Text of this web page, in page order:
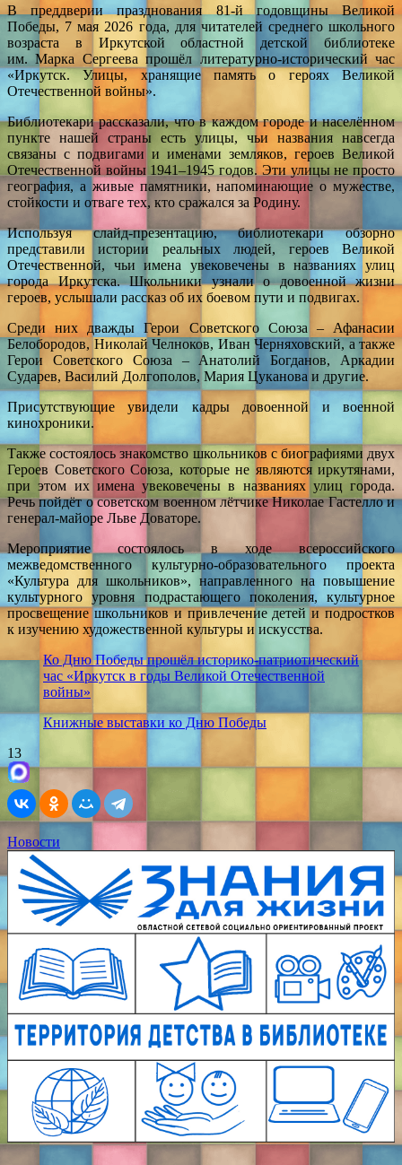
В преддверии празднования 81-й годовщины Великой
Победы, 7 мая 2026 года, для читателей среднего школьного
возраста в Иркутской областной детской библиотеке
им. Марка Сергеева прошёл литературно-исторический час
«Иркутск. Улицы, хранящие память о героях Великой
Отечественной войны».
Библиотекари рассказали, что в каждом городе и населённом
пункте нашей страны есть улицы, чьи названия навсегда
связаны с подвигами и именами земляков, героев Великой
Отечественной войны 1941–1945 годов. Эти улицы не просто
география, а живые памятники, напоминающие о мужестве,
стойкости и отваге тех, кто сражался за Родину.
Используя слайд-презентацию, библиотекари обзорно
представили истории реальных людей, героев Великой
Отечественной, чьи имена увековечены в названиях улиц
города Иркутска. Школьники узнали о довоенной жизни
героев, услышали рассказ об их боевом пути и подвигах.
Среди них дважды Герои Советского Союза – Афанасии
Белобородов, Николай Челноков, Иван Черняховский, а также
Герои Советского Союза – Анатолий Богданов, Аркадии
Сударев, Василий Долгополов, Мария Цуканова и другие.
Присутствующие увидели кадры довоенной и военной
кинохроники.
Также состоялось знакомство школьников с биографиями двух
Героев Советского Союза, которые не являются иркутянами,
при этом их имена увековечены в названиях улиц города.
Речь пойдёт о советском военном лётчике Николае Гастелло и
генерал-майоре Льве Доваторе.
Мероприятие состоялось в ходе всероссийского
межведомственного культурно-образовательного проекта
«Культура для школьников», направленного на повышение
культурного уровня подрастающего поколения, культурное
просвещение школьников и привлечение детей и подростков
к изучению художественной культуры и искусства.
Ко Дню Победы прошёл историко-патриотический
час «Иркутск в годы Великой Отечественной
войны»
Книжные выставки ко Дню Победы
13
Новости